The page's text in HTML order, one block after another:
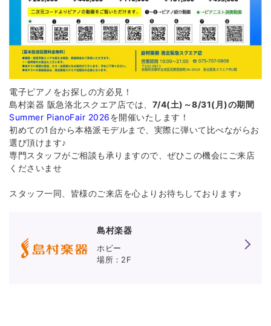
電子ピアノをお探しの方必見！
島村楽器 阪急洛北スクエア店では、 7/4(土)～8/31(月)の期間
Summer PianoFair 2026を開催いたします！
初めての1台から本格派モデルまで、実際に弾いて比べながらお
選び頂けます♪
専門スタッフがご相談も承りますので、ぜひこの機会にご来店
くださいませ
スタッフ一同、皆様のご来店を心よりお待ちしております♪
島村楽器 洛北阪急スクエア店
島村楽器
ホビー
2F